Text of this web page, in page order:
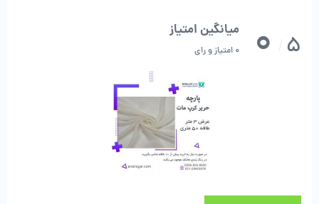
5
0 میانگین امتیاز
0 امتیاز و رای